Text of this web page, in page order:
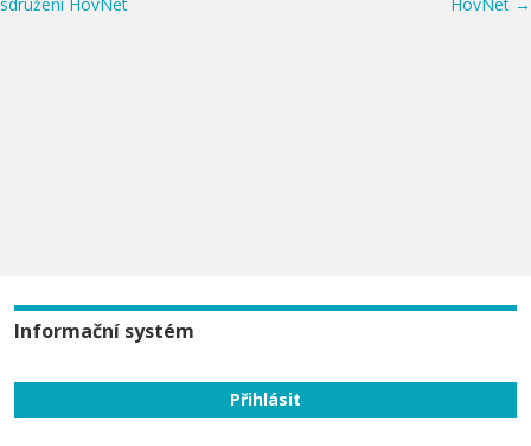
sdružení HovNet
HovNet →
Informační systém